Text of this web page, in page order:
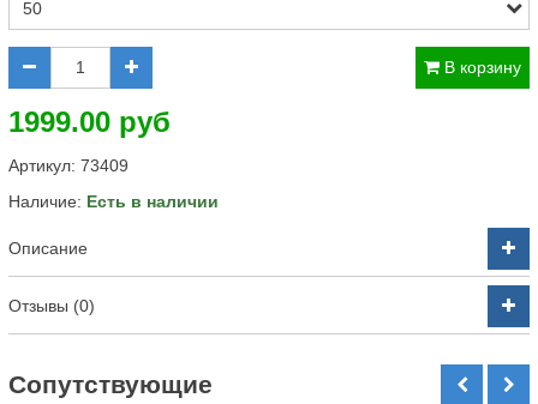
В корзину
1999.00 руб
Артикул: 73409
Наличие: Есть в наличии
Описание
Отзывы (0)
Cопутствующие